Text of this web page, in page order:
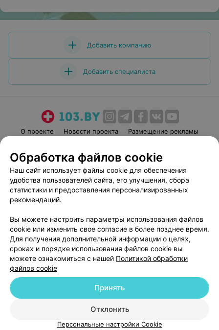
Добавить компанию
Добавить специалиста
О проекте Новости проекта
Размещение рекламы
Пользовательское соглашение
Способы оплаты
Вакансии
Партнеры
Написать руководителю 103.by
Обработка персональных данных
© 2026 ООО «Артокс Лаб», УНП 191700409
| 220012, Республика Беларусь,
г. Минск, улица Толбухина, 2, пом. 16 | help@103.by
Служба поддержки +375 291212755
Обработка файлов cookie
Наш сайт использует файлы cookie для обеспечения
удобства пользователей сайта, его улучшения, сбора
статистики и предоставления персонализированных
рекомендаций.
Вы можете настроить параметры использования файлов
cookie или изменить свое согласие в более позднее время.
Для получения дополнительной информации о целях,
сроках и порядке использования файлов cookie вы
можете ознакомиться с нашей Политикой обработки
файлов cookie
Отклонить
Принять
Персональные настройки Cookie